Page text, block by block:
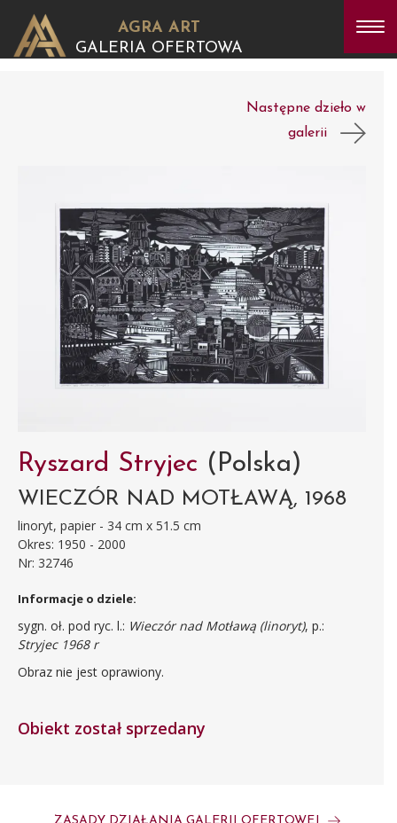
AGRA ART
GALERIA OFERTOWA
Następne dzieło w
galerii
Ryszard Stryjec (Polska)
WIECZÓR NAD MOTŁAWĄ, 1968
linoryt, papier - 34 cm x 51.5 cm
Okres: 1950 - 2000
Nr: 32746
Informacje o dziele:
sygn. oł. pod ryc. l.: Wieczór nad Motławą (linoryt), p.:
Stryjec 1968 r
Obraz nie jest oprawiony.
Obiekt został sprzedany